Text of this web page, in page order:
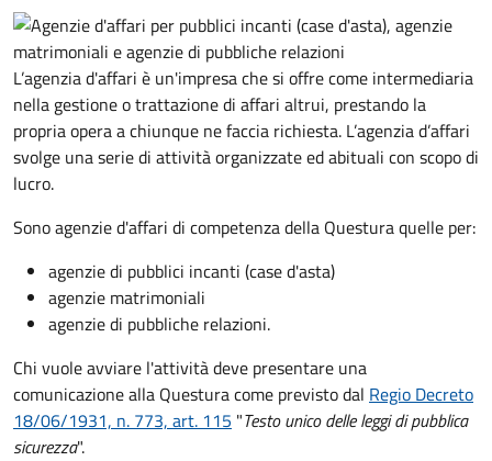
L’agenzia d'affari è un'impresa che si offre come intermediaria
nella gestione o trattazione di affari altrui, prestando la
propria opera a chiunque ne faccia richiesta. L’agenzia d’affari
svolge una serie di attività organizzate ed abituali con scopo di
lucro.
Sono agenzie d'affari di competenza della Questura quelle per:
agenzie di pubblici incanti (case d'asta)
agenzie matrimoniali
agenzie di pubbliche relazioni.
Chi vuole avviare l'attività deve presentare una
comunicazione alla Questura come previsto dal Regio Decreto
18/06/1931, n. 773, art. 115 "Testo unico delle leggi di pubblica
sicurezza".